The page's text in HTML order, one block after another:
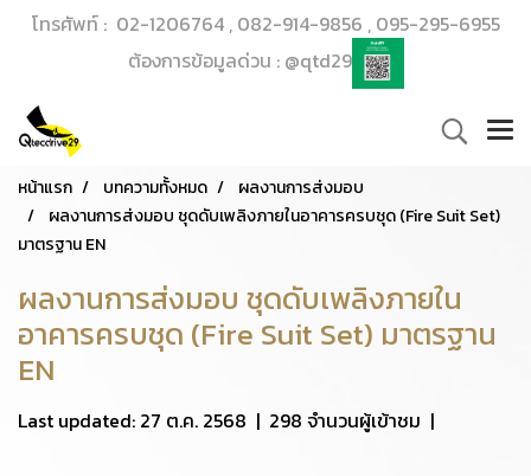
โทรศัพท์ : 02-1206764 , 082-914-9856 , 095-295-6955
ต้องการข้อมูลด่วน : @qtd29
หน้าแรก บทความทั้งหมด
ผลงานการส่งมอบ
ผลงานการส่งมอบ ชุดดับเพลิงภายในอาคารครบชุด (Fire Suit Set)
มาตรฐาน EN
ผลงานการส่งมอบ ชุดดับเพลิงภายใน
อาคารครบชุด (Fire Suit Set) มาตรฐาน
EN
Last updated: 27 ต.ค. 2568 | 298 จำนวนผู้เข้าชม |